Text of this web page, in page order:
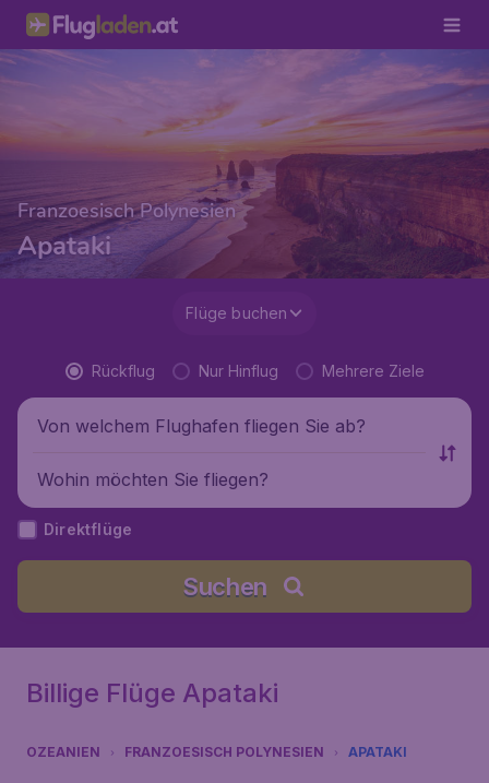
Franzoesisch Polynesien
Apataki
Flüge buchen
Rückflug Nur Hinflug Mehrere Ziele
Von welchem Flughafen fliegen Sie ab?
Wohin möchten Sie fliegen?
Direktflüge
Suchen
Billige Flüge Apataki
OZEANIEN FRANZOESISCH POLYNESIEN APATAKI